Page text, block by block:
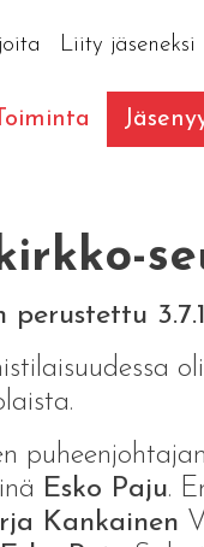
Liity jäseneksi
Toiminta
perustettu
Esko Paju.
Kankainen